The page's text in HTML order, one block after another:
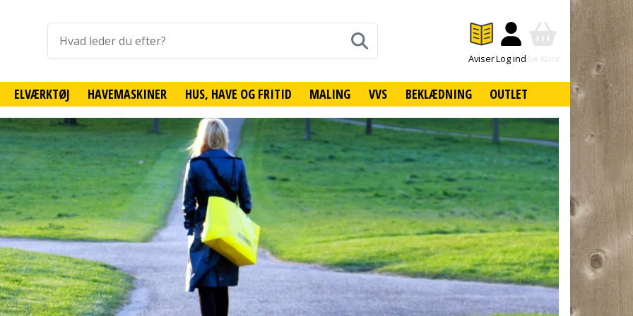
ELVÆRKTØJ HAVEMASKINER HUS, HAVE OG FRITID MALING VVS BEKLÆDNING OUTLET
AviserLog indSe Kurv